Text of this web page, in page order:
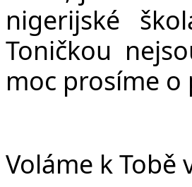
nigerijské
Toničkou
moc prosíme o
Voláme k Tobě